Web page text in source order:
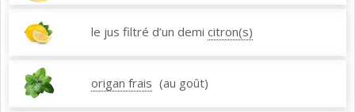
le jus filtré d’un demi citron(s)
origan frais (au goût)